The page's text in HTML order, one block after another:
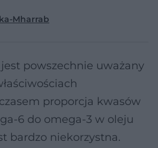
Mharrab
powszechnie uważany
proporcja kwasów
6 do omega-3 w oleju
bardzo niekorzystna.